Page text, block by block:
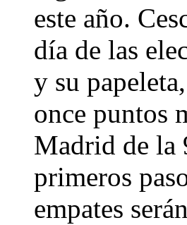
este año.
día de las
y su
once puntos
Madrid de la
primeros
empates